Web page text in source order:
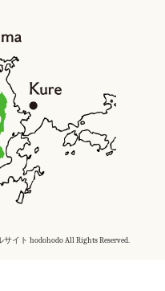
イト hodohodo All Rights Reserved.